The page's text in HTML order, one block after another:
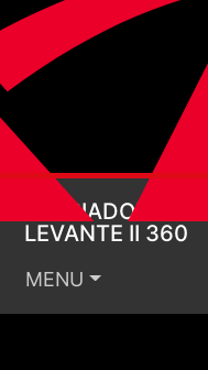
ENFRIADOR
LEVANTE II 360
MENU